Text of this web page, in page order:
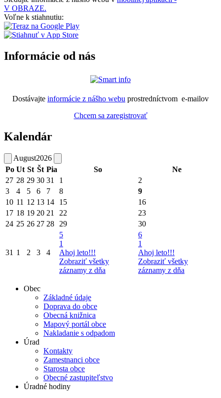
V OBRAZE.
Voľne k stiahnutiu:
Informácie od nás
Dostávajte informácie z nášho webu prostredníctvom e-mailov
Chcem sa zaregistrovať
Kalendár
August2026
Po Ut St Št Pia So
Ne
27 28 29 30 31 1
2
3
4 5 6 7 8
9
10 11 12 13 14 15
16
17 18 19 20 21 22
23
24 25 26 27 28 29 30
31 1 2 3 4
5
1
Ahoj leto!!!
Zobraziť všetky
záznamy z dňa
6
1
Ahoj leto!!!
Zobraziť všetky
záznamy z dňa
Obec
Základné údaje
Doprava do obce
Obecná knižnica
Mapový portál obce
Nakladanie s odpadom
Úrad
Kontakty
Zamestnanci obce
Starosta obce
Obecné zastupiteľstvo
Úradné hodiny